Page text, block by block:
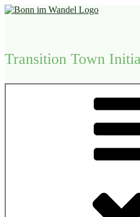
Zum
Transition Town